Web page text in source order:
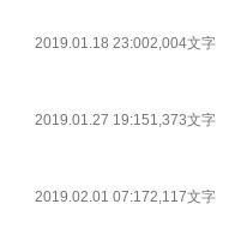
2019.01.18 23:002,004文字
2019.01.27 19:151,373文字
2019.02.01 07:172,117文字